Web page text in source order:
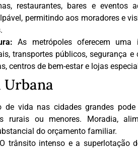
restaurantes, bares e eventos
permitindo aos moradores e
As metrópoles oferecem uma
transportes públicos, segurança
centros de bem-estar e lojas
Urbana
de vida nas cidades grandes
rurais ou menores. Moradia,
do orçamento familiar.
O trânsito intenso e a superlotação